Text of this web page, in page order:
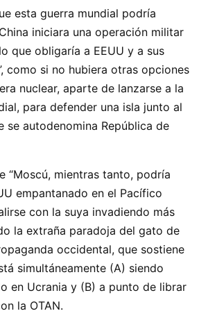
esta guerra mundial podría
iniciara una operación militar
que obligaría a EEUU y a sus
como si no hubiera otras opciones
nuclear, aparte de lanzarse a la
para defender una isla junto al
se autodenomina República de
“Moscú, mientras tanto, podría
empantanado en el Pacífico
con la suya invadiendo más
la extraña paradoja del gato de
occidental, que sostiene
simultáneamente (A) siendo
en Ucrania y (B) a punto de librar
la OTAN.